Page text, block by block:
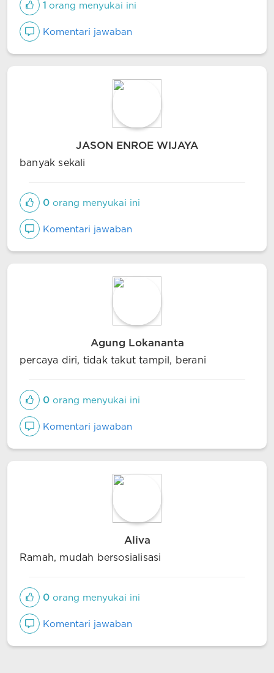
1 orang menyukai ini
Komentari jawaban
JASON ENROE WIJAYA
banyak sekali
0 orang menyukai ini
Komentari jawaban
Agung Lokananta
percaya diri, tidak takut tampil, berani
0 orang menyukai ini
Komentari jawaban
Aliva
Ramah, mudah bersosialisasi
0 orang menyukai ini
Komentari jawaban